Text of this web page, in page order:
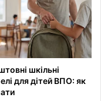
шкільні
для дітей ВПО: як